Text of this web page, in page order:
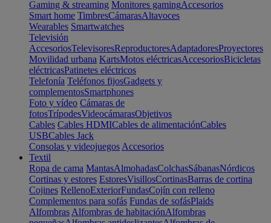
Gaming & streaming Monitores gamingAccesorios
Smart home TimbresCámarasAltavoces
Wearables Smartwatches
Televisión
AccesoriosTelevisoresReproductoresAdaptadoresProyectores
Movilidad urbana KartsMotos eléctricasAccesoriosBicicletas
eléctricasPatinetes eléctricos
Telefonía Teléfonos fijosGadgets y
complementosSmartphones
Foto y vídeo Cámaras de
fotosTrípodesVideocámarasObjetivos
Cables Cables HDMICables de alimentaciónCables
USBCables Jack
Consolas y videojuegos Accesorios
Textil
Ropa de cama MantasAlmohadasColchasSábanasNórdicos
Cortinas y estores EstoresVisillosCortinasBarras de cortina
Cojines RellenoExteriorFundasCojín con relleno
Complementos para sofás Fundas de sofásPlaids
Alfombras Alfombras de habitaciónAlfombras